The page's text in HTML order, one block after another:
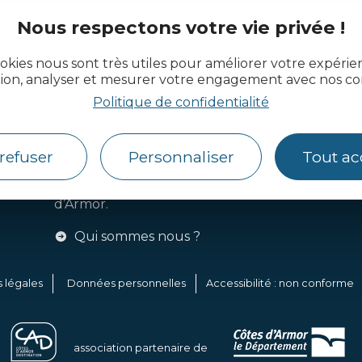
Nous respectons votre vie privée !
nous sont très utiles pour améliorer votre
analyser et mesurer votre engagement avec nos
Politique de confidentialité
Personnaliser Tout
des Côtes d’Armor
Côtes d’Armor Destination
Agence de Développement
Touristique et d’Attractivité des Côtes
d’Armor.
Qui sommes nous ?
légales Données personnelles Accessibilité : non conforme
association partenaire de